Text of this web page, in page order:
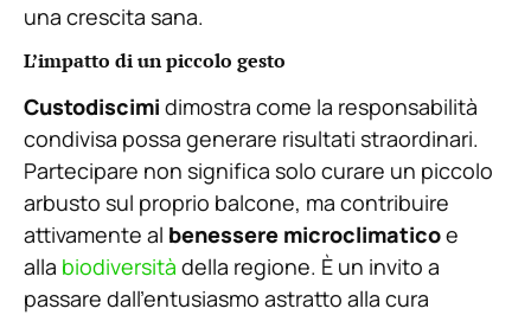
una crescita sana.
L’impatto di un piccolo gesto
Custodiscimi dimostra come la responsabilità
condivisa possa generare risultati straordinari.
Partecipare non significa solo curare un piccolo
arbusto sul proprio balcone, ma contribuire
attivamente al benessere microclimaticoe
alla biodiversità della regione. È un invito a
passare dall’entusiasmo astratto alla cura